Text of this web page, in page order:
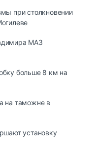
при столкновении
МАЗ
больше 8 км на
на таможне в
ycтaнoвкy